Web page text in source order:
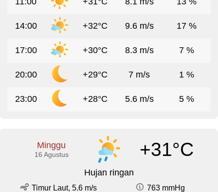
14:00 +32°C 9.6 m/s 17 %
17:00 +30°C 8.3 m/s 7 %
20:00 +29°C 7 m/s 1 %
23:00 +28°C 5.6 m/s 5 %
Minggu
16 Agustus +31°C
Hujan ringan
Timur Laut, 5.6 m/s
763 mmHg